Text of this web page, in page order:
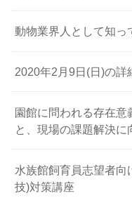
動物業界人として知っ
2020年2月9日(日)の詳
園館に問われる存在
と、現場の課題解決に
水族館飼育員志望者向
技)対策講座